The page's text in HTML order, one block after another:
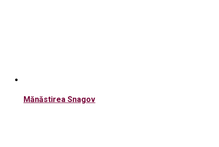
Mănăstirea Snagov